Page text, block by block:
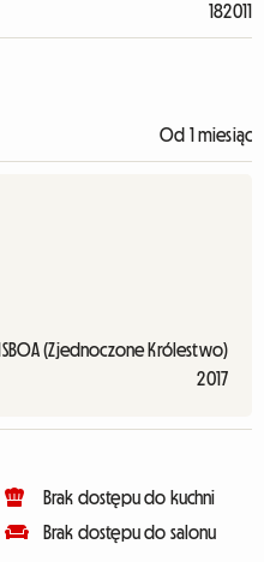
182011
Od 1 miesiąc
LISBOA (Zjednoczone Królestwo)
2017
Brak dostępu do kuchni
Brak dostępu do salonu